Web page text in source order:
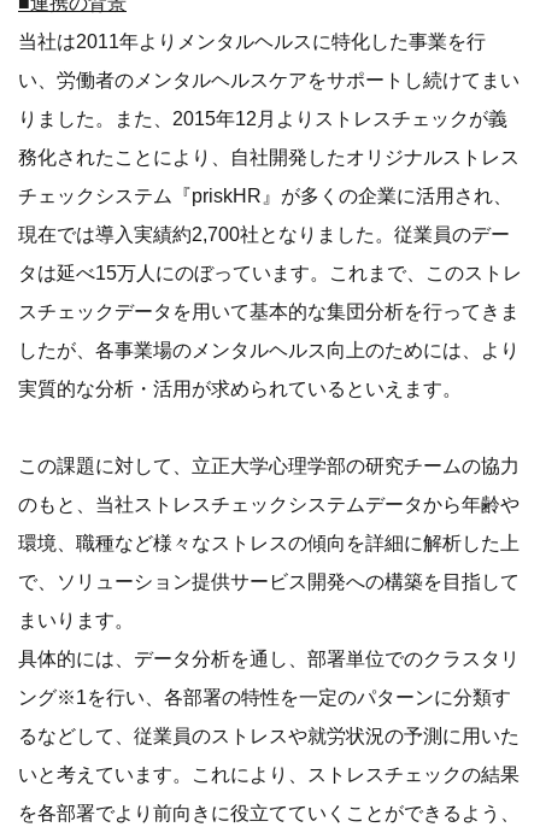
当社は2011年よりメンタルヘルスに特化した事業を行
い、労働者のメンタルヘルスケアをサポートし続けてまい
りました。また、2015年12月よりストレスチェックが義
務化されたことにより、自社開発したオリジナルストレス
チェックシステム『priskHR』が多くの企業に活用され、
現在では導入実績約2,700社となりました。従業員のデー
タは延べ15万人にのぼっています。これまで、このストレ
スチェックデータを用いて基本的な集団分析を行ってきま
したが、各事業場のメンタルヘルス向上のためには、より
実質的な分析・活用が求められているといえます。
この課題に対して、立正大学心理学部の研究チームの協力
のもと、当社ストレスチェックシステムデータから年齢や
環境、職種など様々なストレスの傾向を詳細に解析した上
で、ソリューション提供サービス開発への構築を目指して
まいります。
具体的には、データ分析を通し、部署単位でのクラスタリ
ング※1を行い、各部署の特性を一定のパターンに分類す
るなどして、従業員のストレスや就労状況の予測に用いた
いと考えています。これにより、ストレスチェックの結果
を各部署でより前向きに役立てていくことができるよう、